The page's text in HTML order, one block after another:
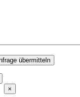
Close
×